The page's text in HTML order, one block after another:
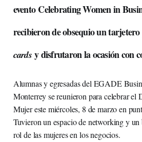
evento Celebrating Women in
recibieron de obsequio un
cardsy disfrutaron la ocasión con
Alumnas y egresadas del EGADE
Monterrey se reunieron para celebrar el
Mujer este miércoles, 8 de marzo en
Tuvieron un espacio de networking y un
rol de las mujeres en los negocios.